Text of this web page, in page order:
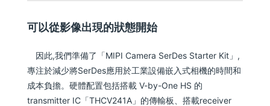
可以從影像出現的狀態開始
因此,我們準備了「MIPI Camera SerDes Starter Kit」,
專注於減少將SerDes應用於工業設備嵌入式相機的時間和
成本負擔。硬體配置包括搭載 V-by-One HS 的
transmitter IC「THCV241A」的傳輸板、搭載receiver